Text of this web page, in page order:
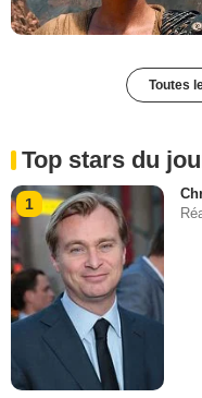
Toutes
Top stars du
1